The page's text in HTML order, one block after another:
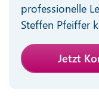
professionelle
Steffen Pfeiffer
Jetzt